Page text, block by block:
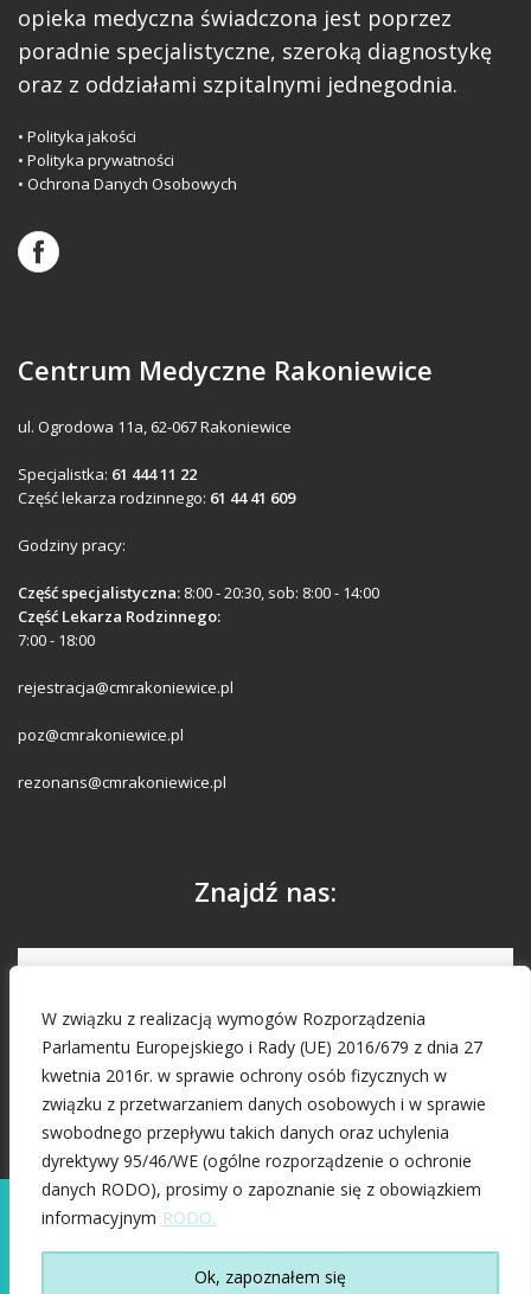
W związku z realizacją wymogów Rozporządzenia
Parlamentu Europejskiego i Rady (UE) 2016/679 z dnia 27
kwetnia 2016r. w sprawie ochrony osób fizycznych w
związku z przetwarzaniem danych osobowych i w sprawie
swobodnego przepływu takich danych oraz uchylenia
dyrektywy 95/46/WE (ogólne rozporządzenie o ochronie
danych RODO), prosimy o zapoznanie się z obowiązkiem
informacyjnym RODO.
Ok, zapoznałem się
opieka medyczna świadczona jest poprzez
poradnie specjalistyczne, szeroką diagnostykę
oraz z oddziałami szpitalnymi jednegodnia.
• Polityka jakości
• Polityka prywatności
• Ochrona Danych Osobowych
Centrum Medyczne Rakoniewice
ul. Ogrodowa 11a, 62-067 Rakoniewice
Specjalistka: 61 444 11 22
Część lekarza rodzinnego: 61 44 41 609
Godziny pracy:
Część specjalistyczna: 8:00 - 20:30, sob: 8:00 - 14:00
Część Lekarza Rodzinnego:
7:00 - 18:00
rejestracja@cmrakoniewice.pl
poz@cmrakoniewice.pl
rezonans@cmrakoniewice.pl
Znajdź nas:
Greenview.org.pl – Twój partner w biznesie – Projektowanie stron
Ta strona korzysta z ciasteczek aby świadczyć usługi na
najwyższym poziomie. Dalsze korzystanie ze strony oznacza,
że zgadzasz się na ich użycie.